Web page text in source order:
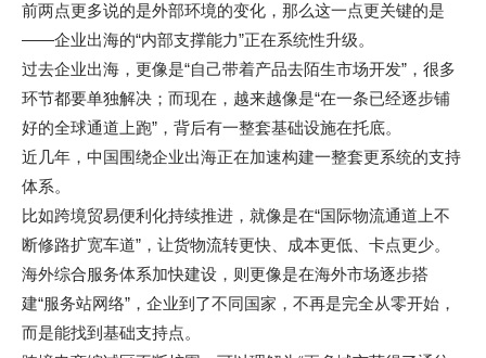
前两点更多说的是外部环境的变化，那么这一点更关键的是
——企业出海的“内部支撑能力”正在系统性升级。
过去企业出海，更像是“自己带着产品去陌生市场开发”，很多
环节都要单独解决；而现在，越来越像是“在一条已经逐步铺
好的全球通道上跑”，背后有一整套基础设施在托底。
近几年，中国围绕企业出海正在加速构建一整套更系统的支持
体系。
比如跨境贸易便利化持续推进，就像是在“国际物流通道上不
断修路扩宽车道”，让货物流转更快、成本更低、卡点更少。
海外综合服务体系加快建设，则更像是在海外市场逐步搭
建“服务站网络”，企业到了不同国家，不再是完全从零开始，
而是能找到基础支持点。